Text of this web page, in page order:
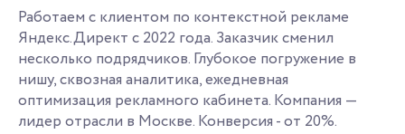
Работаем с клиентом по контекстной рекламе
Яндекс.Директ с 2022 года. Заказчик сменил
несколько подрядчиков. Глубокое погружение в
нишу, сквозная аналитика, ежедневная
оптимизация рекламного кабинета. Компания —
лидер отрасли в Москве. Конверсия - от 20%.